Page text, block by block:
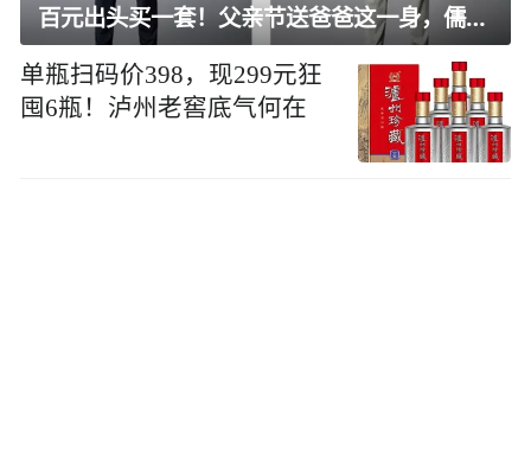
百元出头买一套！父亲节送爸爸这一身，儒雅有型还凉爽
单瓶扫码价398，现299元狂
囤6瓶！泸州老窖底气何在